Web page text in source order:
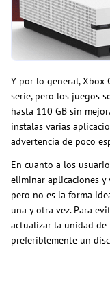
Y por lo general, Xbox
serie, pero los juegos
hasta 110 GB sin
instalas varias
advertencia de poco
En cuanto a los
eliminar aplicaciones
pero no es la forma
una y otra vez. Para
actualizar la unidad de
preferiblemente un